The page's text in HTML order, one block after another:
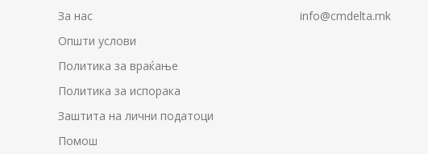
За нас
Општи услови
Политика за враќање
Политика за испорака
Заштита на лични податоци
Помош
info@cmdelta.mk